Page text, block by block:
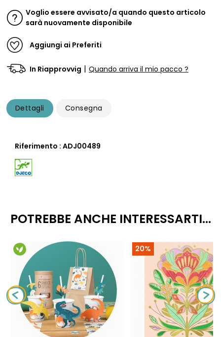
Voglio essere avvisato/a quando questo articolo
sarà nuovamente disponibile
Aggiungi ai Preferiti
In Riapprovvig | Quando arriva il mio pacco ?
Dettagli Consegna
Riferimento : ADJ00489
POTREBBE ANCHE INTERESSARTI...
20%